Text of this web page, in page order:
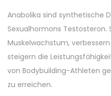
Anabolika sind synthetische
Sexualhormons Testosteron.
Muskelwachstum,
steigern die
von Bodybuilding-Athleten
zu erreichen.